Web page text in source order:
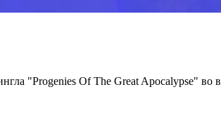
"Progenies Of The Great Apocalypse" во